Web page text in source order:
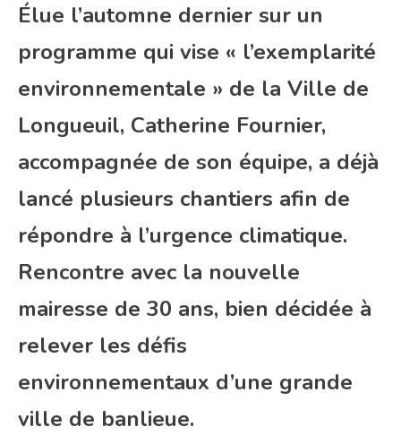
Élue l’automne dernier sur un
programme qui vise « l’exemplarité
environnementale » de la Ville de
Longueuil, Catherine Fournier,
accompagnée de son équipe, a déjà
lancé plusieurs chantiers afin de
répondre à l’urgence climatique.
Rencontre avec la nouvelle
mairesse de 30 ans, bien décidée à
relever les défis
environnementaux d’une grande
ville de banlieue.